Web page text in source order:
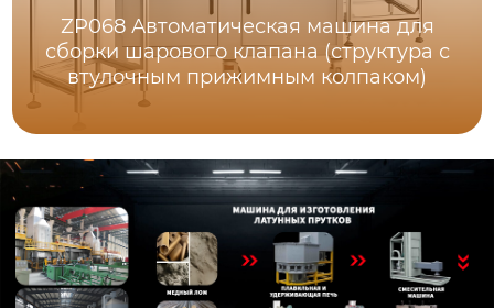
ZP068 Автоматическая машина для
сборки шарового клапана (структура с
втулочным прижимным колпаком)